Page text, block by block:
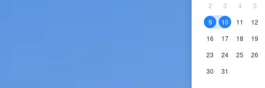
2
3 4 5
9
10 11 12
16
17 18 19
23
24 25 26
30
31